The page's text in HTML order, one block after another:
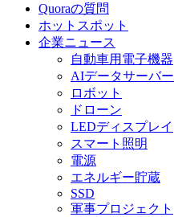
Quoraの質問
ホットスポット
企業ニュース
自動車用電子機器
AIデータサーバー
ロボット
ドローン
LEDディスプレイ
スマート照明
電源
エネルギー貯蔵
SSD
軍事プロジェクト